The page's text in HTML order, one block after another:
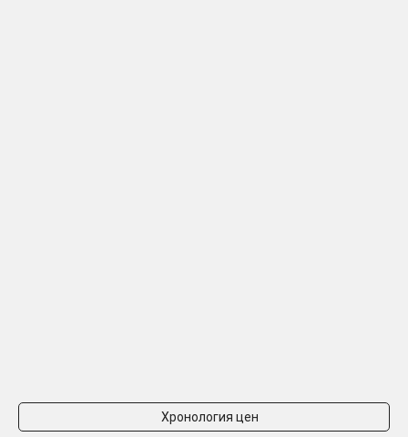
Хронология цен